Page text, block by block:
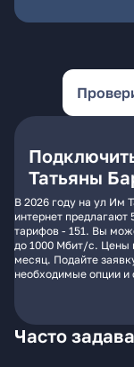
Татьяны
В 2026 году на ул Им
интернет
тарифов - 151. Вы
до 1000 Мбит/с. Цены
месяц. Подайте
необходимые опции и
Часто